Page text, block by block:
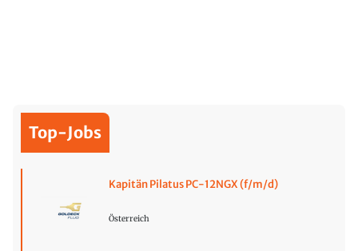
Top-Jobs
Kapitän Pilatus PC-12NGX (f/m/d)
Österreich